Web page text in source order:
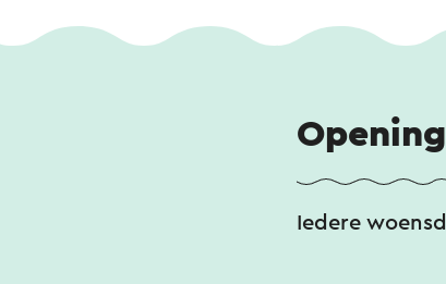
Iedere